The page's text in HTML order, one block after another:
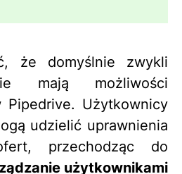
że domyślnie zwykli
mają możliwości
Użytkownicy
udzielić uprawnienia
przechodząc do
użytkownikami